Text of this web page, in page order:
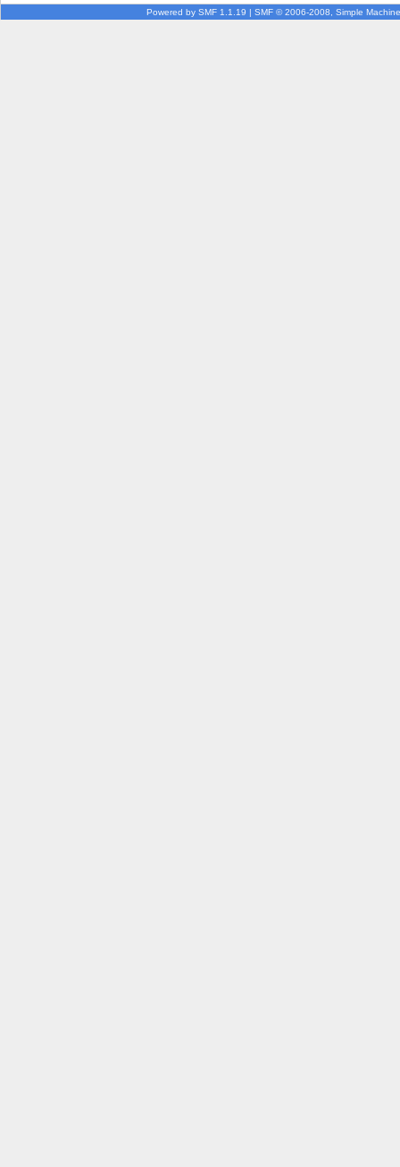
Powered by SMF 1.1.19 | SMF © 2006-2008, Simple